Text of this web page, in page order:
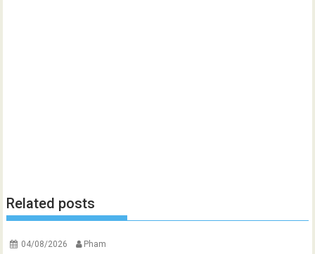
Related posts
04/08/2026 Pham